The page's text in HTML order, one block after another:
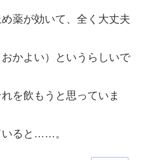
薬が効いて、全く大丈夫
かよい）というらしいで
を飲もうと思っていま
いると……。